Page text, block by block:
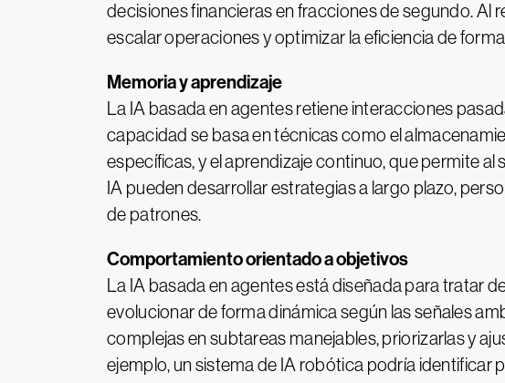
decisiones financieras en fracciones de segundo. Al
escalar operaciones y optimizar la eficiencia de
Memoria y aprendizaje
La IA basada en agentes retiene interacciones
capacidad se basa en técnicas como el
específicas, y el aprendizaje continuo, que permite
IA pueden desarrollar estrategias a largo plazo,
de patrones.
Comportamiento orientado a objetivos
La IA basada en agentes está diseñada para tratar
evolucionar de forma dinámica según las señales
complejas en subtareas manejables, priorizarlas y
ejemplo, un sistema de IA robótica podría identificar